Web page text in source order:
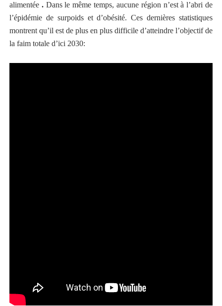
alimentée . Dans le même temps, aucune région n’est à l’abri de
l’épidémie de surpoids et d’obésité. Ces dernières statistiques
montrent qu’il est de plus en plus difficile d’atteindre l’objectif de
la faim totale d’ici 2030: